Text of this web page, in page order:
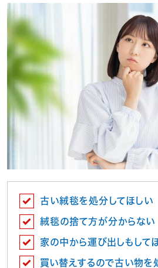
古い絨毯を処分してほしい
絨毯の捨て方が分からない
家の中から運び出しもして
買い替えするので古い物を